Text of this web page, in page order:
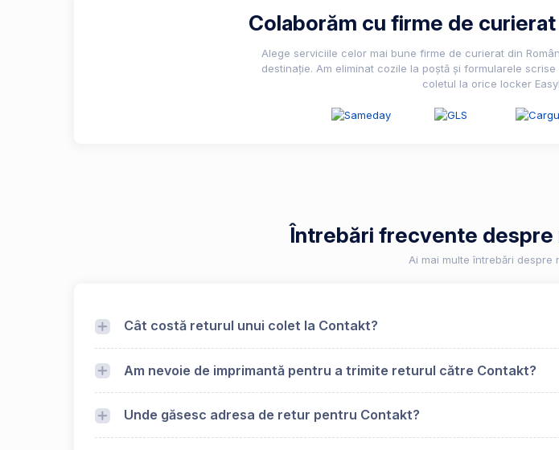
Colaborăm cu firme de
Alege serviciile celor mai bune firme de curierat din
destinație. Am eliminat cozile la poștă și formularele
coletul la orice locker
Întrebări frecvente
Ai mai multe întrebări despre
Cât costă returul unui colet la Contakt?
Am nevoie de imprimantă pentru a trimite returul către Contakt?
Unde găsesc adresa de retur pentru Contakt?